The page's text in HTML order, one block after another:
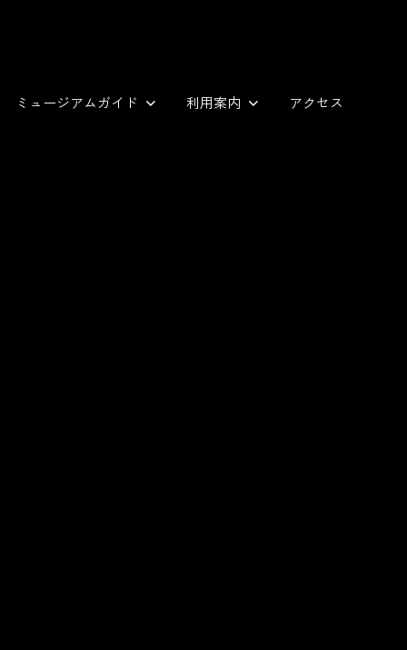
ミュージアムガイド 利用案内 アクセス